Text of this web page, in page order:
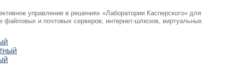
управление в решениях «Лаборатории Касперского» для
файловых и почтовых серверов, интернет-шлюзов, виртуальных